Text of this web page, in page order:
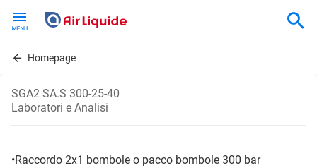
contentHomepage
SGA2 SA.S 300-25-40
Laboratori e Analisi
•Raccordo 2x1 bombole o pacco bombole 300 bar